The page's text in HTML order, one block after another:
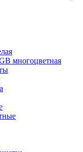
многоцветная